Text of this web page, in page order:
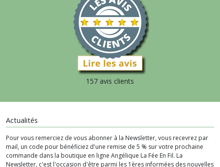
157 avis clients
Actualités
Pour vous remerciez de vous abonner à la Newsletter, vous recevrez par
mail, un code pour bénéficiez d'une remise de 5 % sur votre prochaine
commande dans la boutique en ligne Angélique La Fée En Fil. La
Newsletter, c'est l'occasion d'être parmi les 1ères informées des nouvelles